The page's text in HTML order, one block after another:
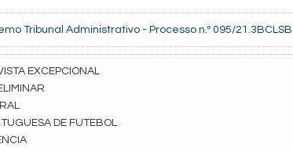
Tribunal Administrativo - Processo n.º 095/21.3BCLSB
EXCEPCIONAL
DE FUTEBOL